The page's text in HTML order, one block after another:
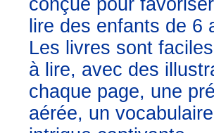
conçue pour
lire des enfants de 6
Les livres sont
à lire, avec des
chaque page, une
aérée, un